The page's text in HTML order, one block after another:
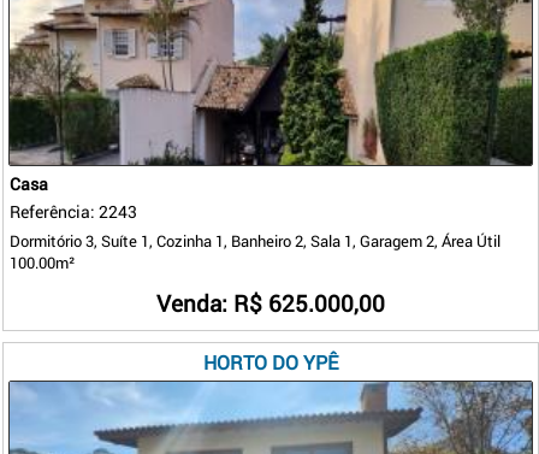
Casa
Referência: 2243
Dormitório 3, Suíte 1, Cozinha 1, Banheiro 2, Sala 1, Garagem 2, Área Útil
100.00m²
Venda: R$ 625.000,00
HORTO DO YPÊ